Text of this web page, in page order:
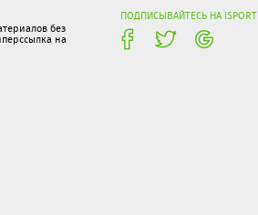
ПОДПИСЫВАЙТЕСЬ НА ISPORT
без
на